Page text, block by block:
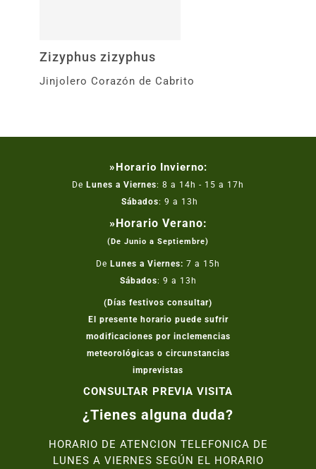
Zizyphus zizyphus
Jinjolero Corazón de Cabrito
»Horario Invierno:
De Lunes a Viernes: 8 a 14h - 15 a 17h
Sábados: 9 a 13h
»Horario Verano:
(De Junio a Septiembre)
De Lunes a Viernes: 7 a 15h
Sábados: 9 a 13h
(Días festivos consultar)
El presente horario puede sufrir
modificaciones por inclemencias
meteorológicas o circunstancias
imprevistas
CONSULTAR PREVIA VISITA
¿Tienes alguna duda?
HORARIO DE ATENCION TELEFONICA DE
LUNES A VIERNES SEGÚN EL HORARIO